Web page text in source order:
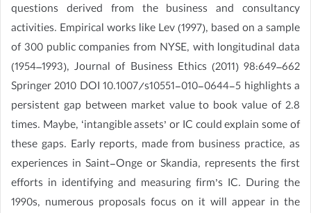
questions derived from the business and consultancy
activities. Empirical works like Lev (1997), based on a sample
of 300 public companies from NYSE, with longitudinal data
(1954–1993), Journal of Business Ethics (2011) 98:649–662
Springer 2010 DOI 10.1007/s10551-010-0644-5 highlights a
persistent gap between market value to book value of 2.8
times. Maybe, ‘intangible assets’ or IC could explain some of
these gaps. Early reports, made from business practice, as
experiences in Saint-Onge or Skandia, represents the first
efforts in identifying and measuring firm’s IC. During the
1990s, numerous proposals focus on it will appear in the